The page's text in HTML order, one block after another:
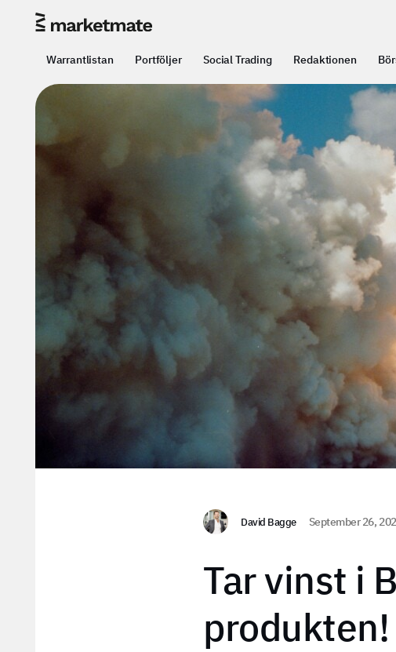
Warrantlistan Portföljer Social Trading Redaktionen
David Bagge September 26,
Tar vinst i
produkten!